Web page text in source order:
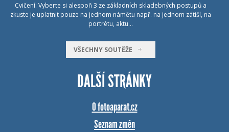
Cvičení: Vyberte si alespoň 3 ze základních skladebných postupů a
zkuste je uplatnit pouze na jednom námětu např. na jednom zátiší, na
portrétu, aktu…
VŠECHNY SOUTĚŽE
DALŠÍ STRÁNKY
O fotoaparat.cz
Seznam změn